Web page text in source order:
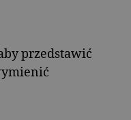
przedstawić